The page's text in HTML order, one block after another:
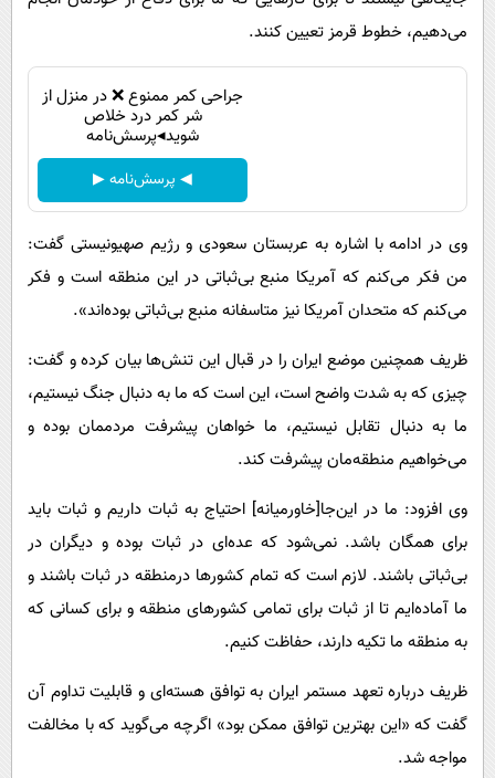
می‌دهیم، خطوط قرمز تعیین کنند.
جراحی کمر ممنوع ❌ در منزل از
شر کمر درد خلاص
شوید◂پرسش‌نامه
◀ پرسش‌نامه ▶
وی در ادامه با اشاره به عربستان سعودی و رژیم صهیونیستی گفت:
من فکر می‌کنم که آمریکا منبع بی‌ثباتی در این منطقه است و فکر
می‌کنم که متحدان آمریکا نیز متاسفانه منبع بی‌ثباتی بوده‌اند».
ظریف همچنین موضع ایران را در قبال این تنش‌ها بیان کرده و گفت:
چیزی که به شدت واضح است، این است که ما به دنبال جنگ نیستیم،
ما به دنبال تقابل نیستیم، ما خواهان پیشرفت مردممان بوده و
می‌خواهیم منطقه‌مان پیشرفت کند.
وی افزود: ما در این‌جا[خاورمیانه] احتیاج به ثبات داریم و ثبات باید
برای همگان باشد. نمی‌شود که عده‌ای در ثبات بوده و دیگران در
بی‌ثباتی باشند. لازم است که تمام کشورها درمنطقه در ثبات باشند و
ما آماده‌ایم تا از ثبات برای تمامی کشورهای منطقه و برای کسانی که
به منطقه ما تکیه دارند، حفاظت کنیم.
ظریف درباره تعهد مستمر ایران به توافق هسته‌ای و قابلیت تداوم آن
گفت که «این بهترین توافق ممکن بود» اگرچه می‌گوید که با مخالفت
مواجه شد.